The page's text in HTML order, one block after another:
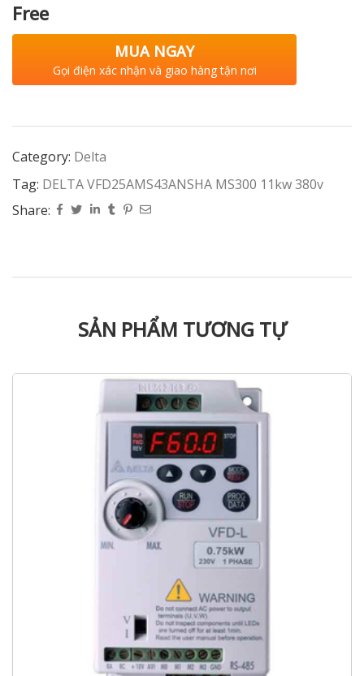
Free
MUA NGAY
Gọi điện xác nhận và giao hàng tận nơi
Category: Delta
Tag: DELTA VFD25AMS43ANSHA MS300 11kw 380v
Share:
SẢN PHẨM TƯƠNG TỰ